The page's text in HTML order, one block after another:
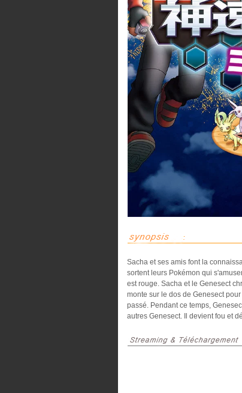
Sacha et ses amis font la
sortent leurs Pokémon qui
est rouge. Sacha et le Genesect
monte sur le dos de Genesect
passé. Pendant ce temps,
autres Genesect. Il devient fou et